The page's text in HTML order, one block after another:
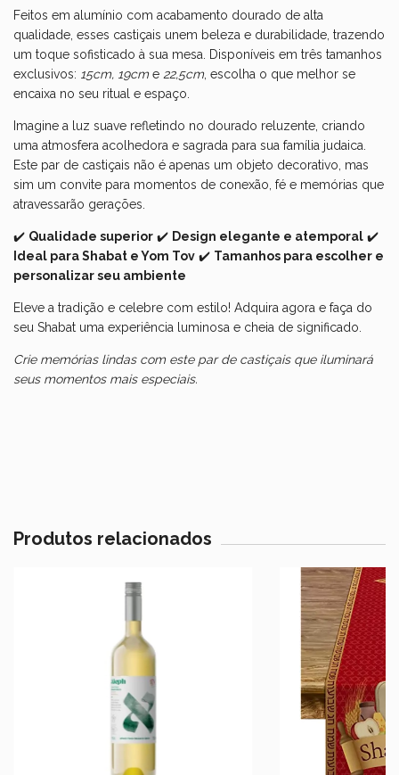
Feitos em alumínio com acabamento dourado de alta
qualidade, esses castiçais unem beleza e durabilidade, trazendo
um toque sofisticado à sua mesa. Disponíveis em três tamanhos
exclusivos: 15cm, 19cme 22,5cm, escolha o que melhor se
encaixa no seu ritual e espaço.
Imagine a luz suave refletindo no dourado reluzente, criando
uma atmosfera acolhedora e sagrada para sua família judaica.
Este par de castiçais não é apenas um objeto decorativo, mas
sim um convite para momentos de conexão, fé e memórias que
atravessarão gerações.
✔️ Qualidade superior ✔️ Design elegante e atemporal ✔️
Ideal para Shabat e Yom Tov ✔️ Tamanhos para escolher e
personalizar seu ambiente
Eleve a tradição e celebre com estilo! Adquira agora e faça do
seu Shabat uma experiência luminosa e cheia de significado.
Crie memórias lindas com este par de castiçais que iluminará
seus momentos mais especiais.
Produtos relacionados